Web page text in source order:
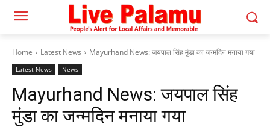
Home Latest News Mayurhand News: जयपाल सिंह मुंडा का जन्मदिन मनाया गया
Latest News News
Mayurhand News: जयपाल सिंह
मुंडा का जन्मदिन मनाया गया